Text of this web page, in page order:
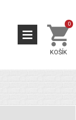
KOŠÍK
0